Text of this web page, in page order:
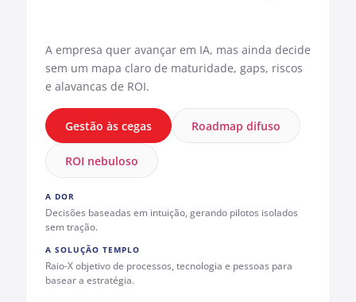
A empresa quer avançar em IA, mas ainda decide
sem um mapa claro de maturidade, gaps, riscos
e alavancas de ROI.
Gestão às cegas Roadmap difuso
ROI nebuloso
A DOR
Decisões baseadas em intuição, gerando pilotos isolados
sem tração.
A SOLUÇÃO TEMPLO
Raio-X objetivo de processos, tecnologia e pessoas para
basear a estratégia.